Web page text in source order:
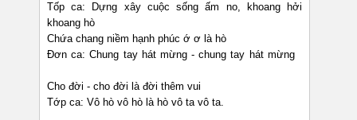
Tốp ca: Dựng xây cuộc sống ấm no, khoang hởi
khoang hò
Chứa chang niềm hạnh phúc ớ ơ là hò
Đơn ca: Chung tay hát mừng - chung tay hát mừng
Cho đời - cho đời là đời thêm vui
Tớp ca: Vô hò vô hò là hò vô ta vô ta.